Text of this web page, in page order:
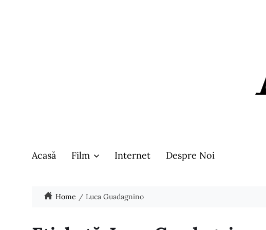
Acasă Film Internet Despre Noi
Home Luca Guadagnino